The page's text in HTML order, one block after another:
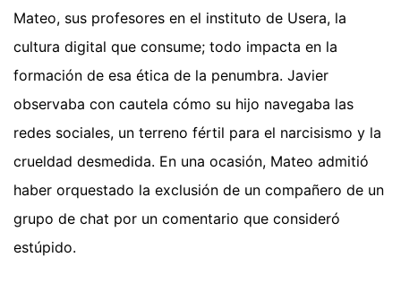
Mateo, sus profesores en el instituto de Usera, la
cultura digital que consume; todo impacta en la
formación de esa ética de la penumbra. Javier
observaba con cautela cómo su hijo navegaba las
redes sociales, un terreno fértil para el narcisismo y la
crueldad desmedida. En una ocasión, Mateo admitió
haber orquestado la exclusión de un compañero de un
grupo de chat por un comentario que consideró
estúpido.